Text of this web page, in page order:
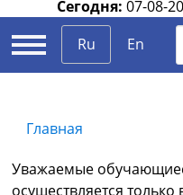
Сегодня: 07-08-
Ru
En
Главная
Уважаемые
осуществляется